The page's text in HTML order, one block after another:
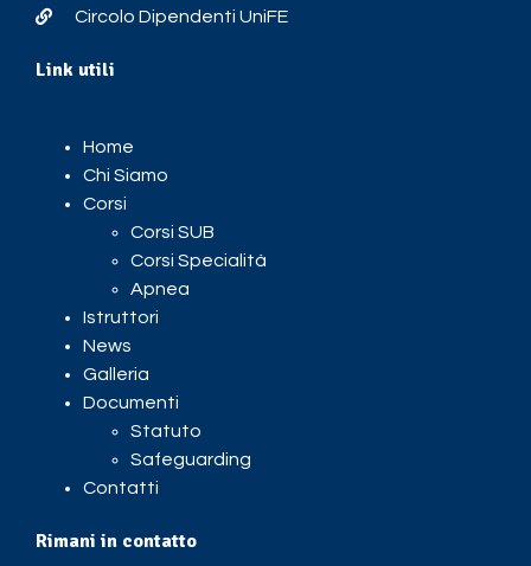
Circolo Dipendenti UniFE
Link utili
Home
Chi Siamo
Corsi
Corsi SUB
Corsi Specialità
Apnea
Istruttori
News
Galleria
Documenti
Statuto
Safeguarding
Contatti
Rimani in contatto